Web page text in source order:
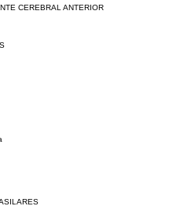
CEREBRAL ANTERIOR